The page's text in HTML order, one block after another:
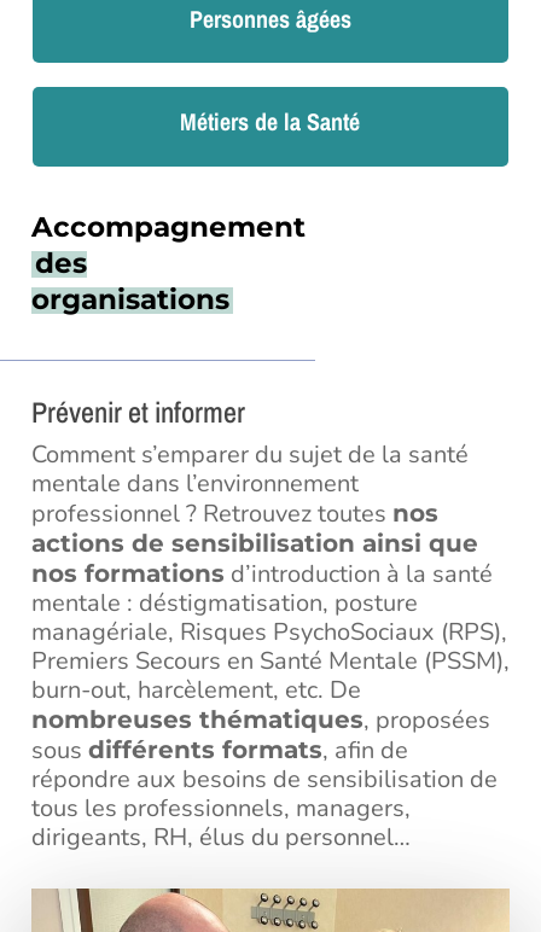
Personnes âgées
Métiers de la Santé
Accompagnement
des
organisations
Prévenir et informer
Comment s’emparer du sujet de la santé
mentale dans l’environnement
professionnel ? Retrouvez toutes nos
actions de sensibilisation ainsi que
nos formations d’introduction à la santé
mentale : déstigmatisation, posture
managériale, Risques PsychoSociaux (RPS),
Premiers Secours en Santé Mentale (PSSM),
burn-out, harcèlement, etc. De
nombreuses thématiques, proposées
sous différents formats, afin de
répondre aux besoins de sensibilisation de
tous les professionnels, managers,
dirigeants, RH, élus du personnel…